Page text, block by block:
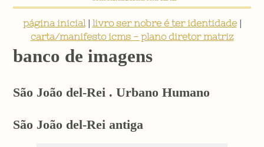
página inicial| livro ser nobre é ter identidade|
carta/manifesto icms - plano diretor matriz
banco de imagens
São João del-Rei . Urbano Humano
São João del-Rei antiga